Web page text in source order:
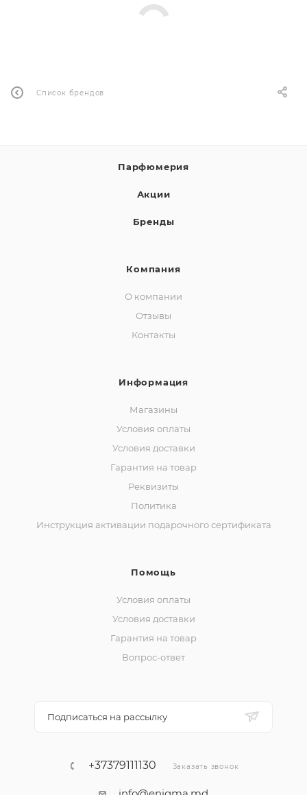
Список брендов
Парфюмерия
Акции
Бренды
Компания
О компании
Отзывы
Контакты
Информация
Магазины
Условия оплаты
Условия доставки
Гарантия на товар
Реквизиты
Политика
Инструкция активации подарочного сертификата
Помощь
Условия оплаты
Условия доставки
Гарантия на товар
Вопрос-ответ
Подписаться на рассылку
+37379111130 Заказать звонок